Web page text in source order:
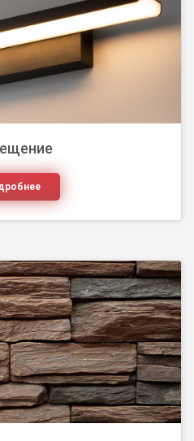
чаще из-за его
форм, легкости
бессмертная
в металле.